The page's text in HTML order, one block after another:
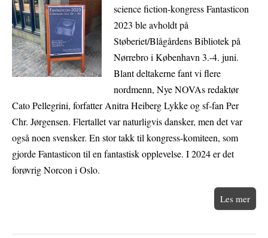
science fiction-kongress Fantasticon
2023 ble avholdt på
Støberiet/Blågårdens Bibliotek på
Nørrebro i København 3.-4. juni.
Blant deltakerne fant vi flere
nordmenn, Nye NOVAs redaktør
Cato Pellegrini, forfatter Anitra Heiberg Lykke og sf-fan Per
Chr. Jørgensen. Flertallet var naturligvis dansker, men det var
også noen svensker. En stor takk til kongress-komiteen, som
gjorde Fantasticon til en fantastisk opplevelse. I 2024 er det
forøvrig Norcon i Oslo.
Les mer